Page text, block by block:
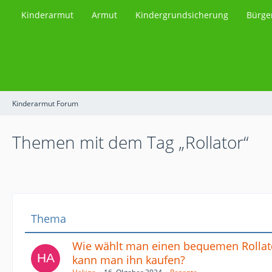
Kinderarmut Armut Kindergrundsicherung
Kinderarmut Forum
Themen mit dem Tag „Rollator“
Thema
Wie wählt man einen bequemen
kann man ihn kaufen?